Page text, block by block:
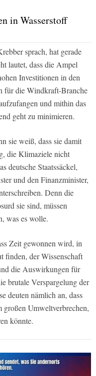
in Wasserstoff
sprach, hat gerade
lautet, dass die Ampel
Investitionen in den
für die Windkraft-Branche
und mithin das
geht zu minimieren.
sie weiß, dass sie damit
die Klimaziele nicht
deutsche Staatssäckel,
und den Finanzminister,
Denn die
sie sind, müssen
was es wolle.
Zeit gewonnen wird, in
finden, der Wissenschaft
die Auswirkungen für
brutale Verspargelung der
deuten nämlich an, dass
großen Umweltverbrechen,
könnte.